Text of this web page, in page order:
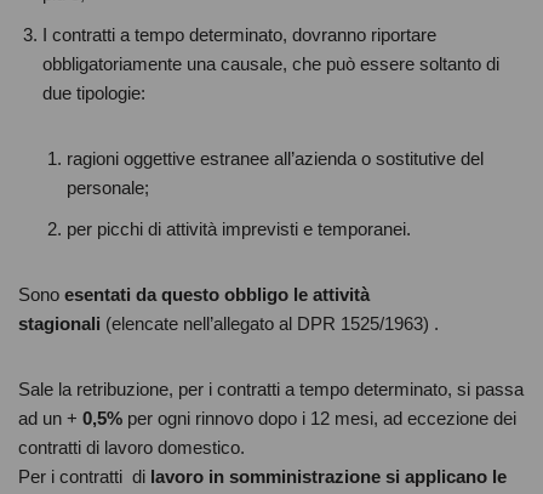
I contratti a tempo determinato, dovranno riportare
obbligatoriamente una causale, che può essere soltanto di
due tipologie:
ragioni oggettive estranee all’azienda o sostitutive del
personale;
per picchi di attività imprevisti e temporanei.
Sono esentati da questo obbligo le attività
stagionali (elencate nell’allegato al DPR 1525/1963) .
Sale la retribuzione, per i contratti a tempo determinato, si passa
ad un + 0,5% per ogni rinnovo dopo i 12 mesi, ad eccezione dei
contratti di lavoro domestico.
Per i contratti di lavoro in somministrazione si applicano le